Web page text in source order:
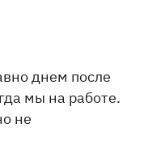
днем после
мы на работе.
не